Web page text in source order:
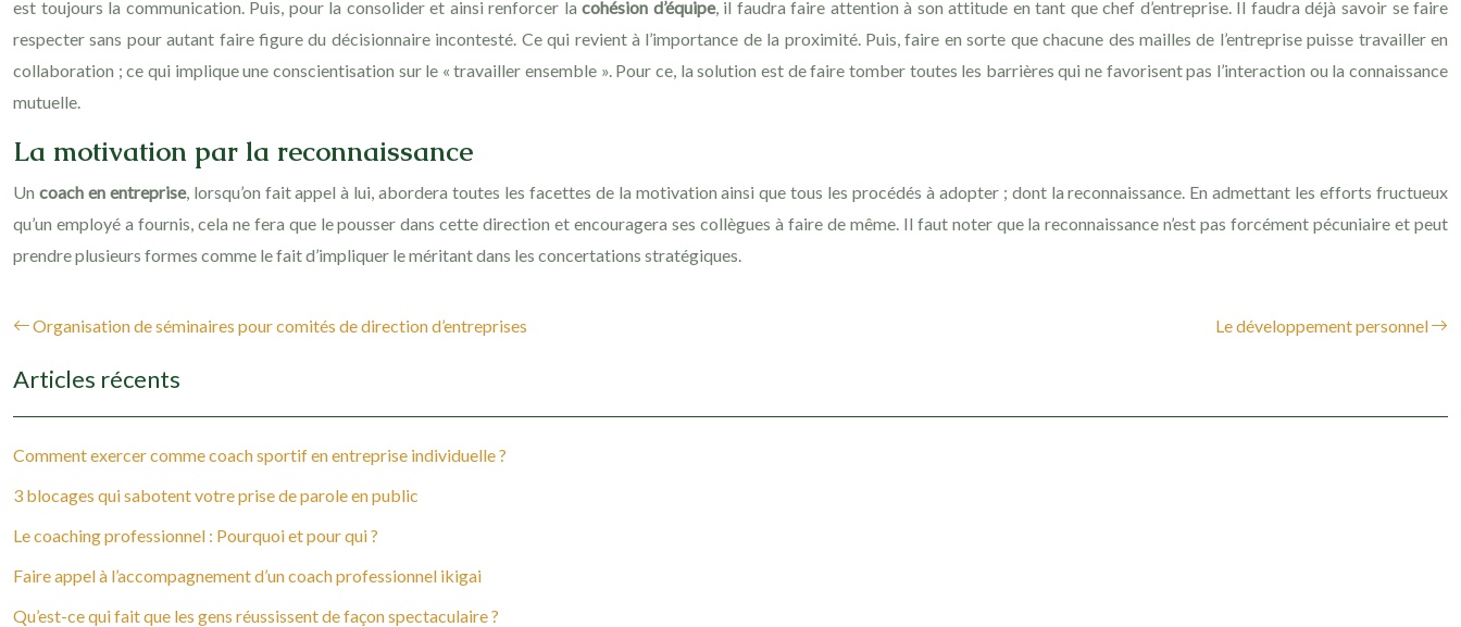
est toujours la communication. Puis, pour la consolider et ainsi renforcer lacohésion d’équipe, il faudra faire attention à son attitude en tant que chef d’entreprise. Il faudra déjà savoir se faire
respecter sans pour autant faire figure du décisionnaire incontesté. Ce qui revient à l’importance de la proximité. Puis, faire en sorte que chacune des mailles de l’entreprise puisse travailler en
collaboration ; ce qui implique une conscientisation sur le « travailler ensemble ». Pour ce, la solution est de faire tomber toutes les barrières qui ne favorisent pas l’interaction ou la connaissance
mutuelle.
La motivation par la reconnaissance
Un coach en entreprise, lorsqu’on fait appel à lui, abordera toutes les facettes de la motivation ainsi que tous les procédés à adopter ; dont la reconnaissance. En admettant les efforts fructueux
qu’un employé a fournis, cela ne fera que le pousser dans cette direction et encouragera ses collègues à faire de même. Il faut noter que la reconnaissance n’est pas forcément pécuniaire et peut
prendre plusieurs formes comme le fait d’impliquer le méritant dans les concertations stratégiques.
Organisation de séminaires pour comités de direction d’entreprises Le développement personnel
Articles récents
Comment exercer comme coach sportif en entreprise individuelle ?
3 blocages qui sabotent votre prise de parole en public
Le coaching professionnel : Pourquoi et pour qui ?
Faire appel à l’accompagnement d’un coach professionnel ikigai
Qu’est-ce qui fait que les gens réussissent de façon spectaculaire ?